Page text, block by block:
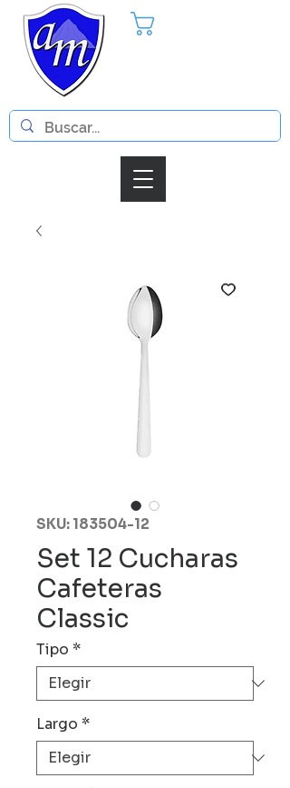
SKU: 183504-12
Set 12 Cucharas
Cafeteras
Classic
Tipo *
Largo *